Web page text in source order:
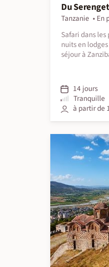
Du
Tanzanie En
Safari dans
nuits en
séjour à
14 jours
Tranquille
à partir de